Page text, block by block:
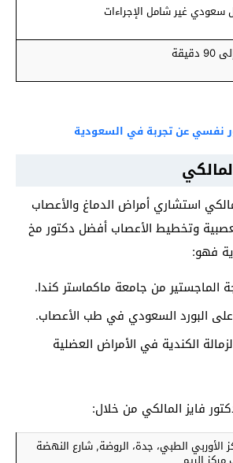
نفسي عن تجربة في السعودية
استشاري أمراض الدماغ والأعصاب
وتخطيط الأعصاب أفضل دكتور مخ
فهو:
الماجستير من جامعة ماكماستر كندا.
البورد السعودي في طب الأعصاب.
الكندية في الأمراض العضلية
فايز المالكي من خلال:
الأوربي الطبي، جدة، الروضة, شارع النهضة